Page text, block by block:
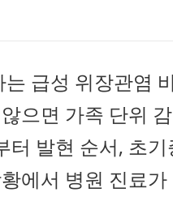
급성 위장관염
으면 가족 단위
발현 순서, 초
에서 병원 진료